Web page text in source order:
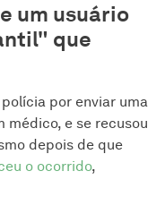
um usuário
que
por enviar uma
médico, e se recusou
depois de que
o ocorrido,